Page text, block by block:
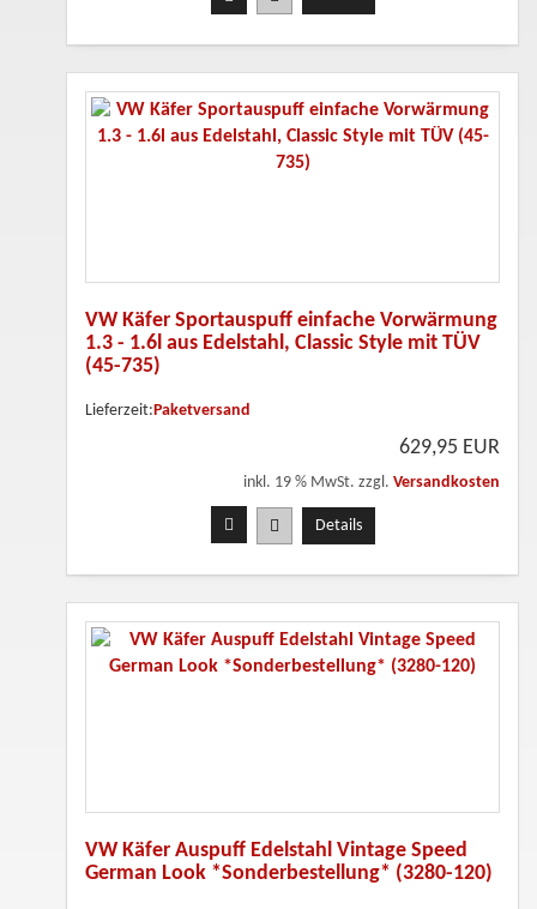
VW Käfer Sportauspuff einfache Vorwärmung
1.3 - 1.6l aus Edelstahl, Classic Style mit TÜV
(45-735)
Lieferzeit: Paketversand
629,95 EUR
inkl. 19 % MwSt. zzgl. Versandkosten
Details
VW Käfer Auspuff Edelstahl Vintage Speed
German Look *Sonderbestellung* (3280-120)